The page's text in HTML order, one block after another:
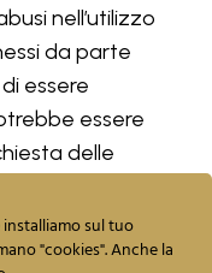
nell’utilizzo
da parte
essere
essere
delle
sul tuo
"cookies". Anche la